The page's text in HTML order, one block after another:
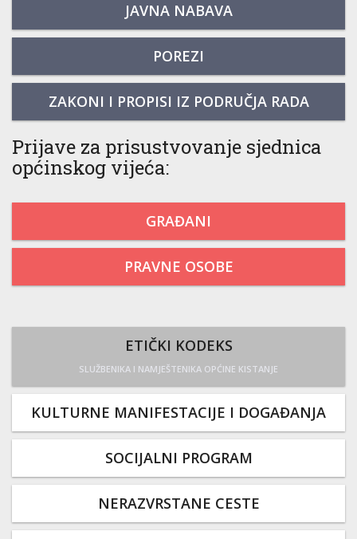
JAVNA NABAVA
POREZI
ZAKONI I PROPISI IZ PODRUČJA RADA
Prijave za prisustvovanje sjednica
općinskog vijeća:
GRAĐANI
PRAVNE OSOBE
ETIČKI KODEKS
SLUŽBENIKA I NAMJEŠTENIKA OPĆINE KISTANJE
KULTURNE MANIFESTACIJE I DOGAĐANJA
SOCIJALNI PROGRAM
NERAZVRSTANE CESTE